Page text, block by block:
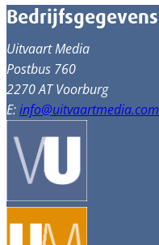
Bedrijfsgegevens
Uitvaart Media
Postbus 760
2270 AT Voorburg
E:info@uitvaartmedia.com